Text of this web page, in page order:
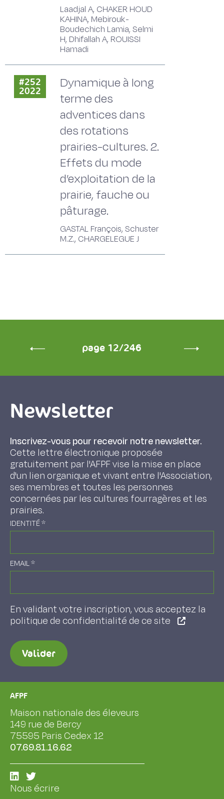
Laadjal A, CHAKER HOUD
KAHINA, Mebirouk-
Boudechich Lamia, Selmi
H, Dhifallah A, ROUISSI
Hamadi
#252
2022
Dynamique à long
terme des
adventices dans
des rotations
prairies-cultures. 2.
Effets du mode
d’exploitation de la
prairie, fauche ou
pâturage.
GASTAL François, Schuster
M.Z., CHARGELEGUE J
page 12/246
Newsletter
Inscrivez-vous pour recevoir notre newsletter.
Cette lettre électronique proposée
gratuitement par l'AFPF vise la mise en place
d'un lien organique et vivant entre l'Association,
ses membres et toutes les personnes
concernées par les cultures fourragères et les
prairies.
IDENTITÉ*
EMAIL*
En validant votre inscription, vous acceptez la
politique de confidentialité de ce site
Valider
AFPF
Maison nationale des éleveurs
149 rue de Bercy
75595 Paris Cedex 12
07.69.81.16.62
Nous écrire